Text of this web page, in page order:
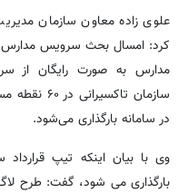
علوی زاده معاون سازمان
کرد: امسال بحث سرویس مدارس
مدارس به صورت رایگان از
سازمان
در سامانه بارگذاری می‌شود.
وی با بیان اینکه تیپ
بارگذاری می شود، گفت: طرح